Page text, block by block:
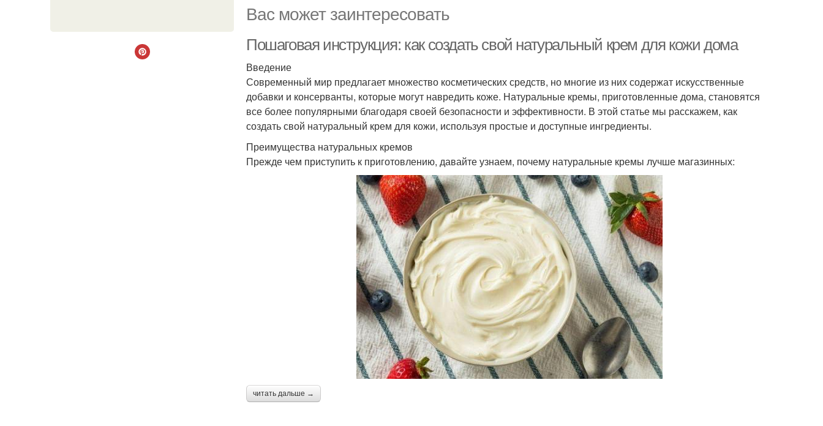
Вас может заинтересовать
Пошаговая инструкция: как создать свой натуральный крем для кожи дома
Введение
Современный мир предлагает множество косметических средств, но многие из них содержат искусственные
добавки и консерванты, которые могут навредить коже. Натуральные кремы, приготовленные дома, становятся
все более популярными благодаря своей безопасности и эффективности. В этой статье мы расскажем, как
создать свой натуральный крем для кожи, используя простые и доступные ингредиенты.
Преимущества натуральных кремов
Прежде чем приступить к приготовлению, давайте узнаем, почему натуральные кремы лучше магазинных:
читать дальше →